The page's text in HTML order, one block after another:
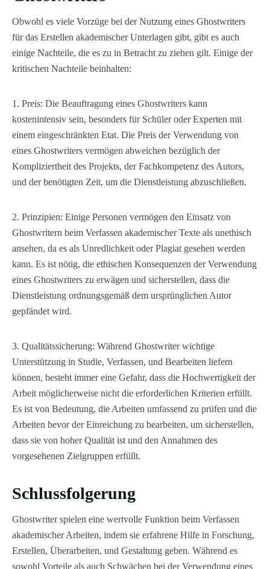
Obwohl es viele Vorzüge bei der Nutzung eines Ghostwriters
für das Erstellen akademischer Unterlagen gibt, gibt es auch
einige Nachteile, die es zu in Betracht zu ziehen gilt. Einige der
kritischen Nachteile beinhalten:
1. Preis: Die Beauftragung eines Ghostwriters kann
kostenintensiv sein, besonders für Schüler oder Experten mit
einem eingeschränkten Etat. Die Preis der Verwendung von
eines Ghostwriters vermögen abweichen bezüglich der
Kompliziertheit des Projekts, der Fachkompetenz des Autors,
und der benötigten Zeit, um die Dienstleistung abzuschließen.
2. Prinzipien: Einige Personen vermögen den Einsatz von
Ghostwritern beim Verfassen akademischer Texte als unethisch
ansehen, da es als Unredlichkeit oder Plagiat gesehen werden
kann. Es ist nötig, die ethischen Konsequenzen der Verwendung
eines Ghostwriters zu erwägen und sicherstellen, dass die
Dienstleistung ordnungsgemäß dem ursprünglichen Autor
gepfändet wird.
3. Qualitätssicherung: Während Ghostwriter wichtige
Unterstützung in Studie, Verfassen, und Bearbeiten liefern
können, besteht immer eine Gefahr, dass die Hochwertigkeit der
Arbeit möglicherweise nicht die erforderlichen Kriterien erfüllt.
Es ist von Bedeutung, die Arbeiten umfassend zu prüfen und die
Arbeiten bevor der Einreichung zu bearbeiten, um sicherstellen,
dass sie von hoher Qualität ist und den Annahmen des
vorgesehenen Zielgruppen erfüllt.
Schlussfolgerung
Ghostwriter spielen eine wertvolle Funktion beim Verfassen
akademischer Arbeiten, indem sie erfahrene Hilfe in Forschung,
Erstellen, Überarbeiten, und Gestaltung geben. Während es
sowohl Vorteile als auch Schwächen bei der Verwendung eines